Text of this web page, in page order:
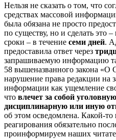
Нельзя не сказать о том, что
средствах массовой
была обязана не просто
по существу, но и сделать это
сроки – в течение семи дней.
предоставила ответ через
запрашиваемую информацию
58 вышеназванного закона
нарушение права редакции на
информации как ущемление
что влечет за собой
дисциплинарную или иную
об этом осведомлена. Какой-то
реагирования обязательно
проинформируем наших